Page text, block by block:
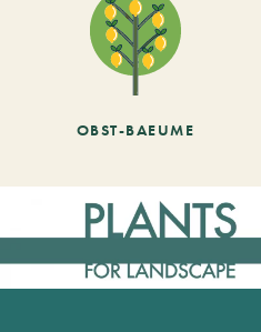
OBST-BAEUME